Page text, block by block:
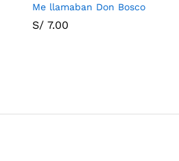
Me llamaban Don Bosco
S/ 7.00